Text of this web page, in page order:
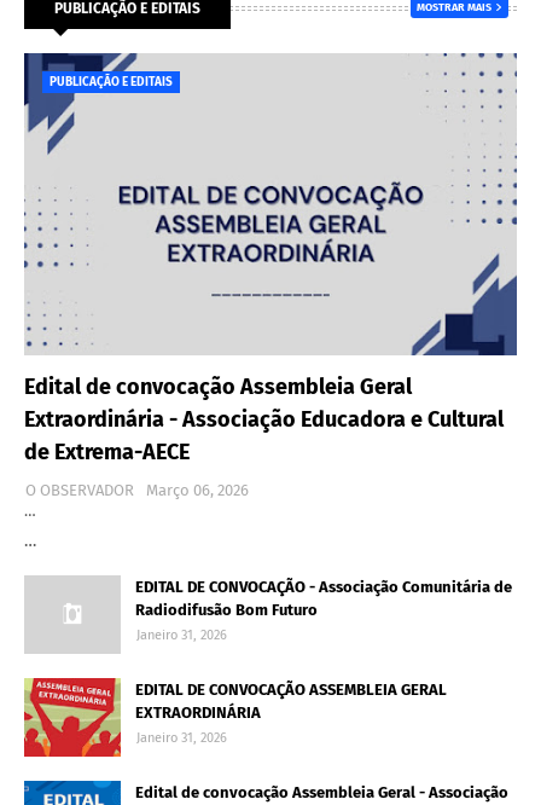
PUBLICAÇÃO E EDITAIS MOSTRAR MAIS
PUBLICAÇÃO E EDITAIS
Edital de convocação Assembleia Geral
Extraordinária - Associação Educadora e Cultural
de Extrema-AECE
O OBSERVADOR
Março 06, 2026
…
…
EDITAL DE CONVOCAÇÃO - Associação Comunitária de
Radiodifusão Bom Futuro
Janeiro 31, 2026
EDITAL DE CONVOCAÇÃO ASSEMBLEIA GERAL
EXTRAORDINÁRIA
Janeiro 31, 2026
Edital de convocação Assembleia Geral - Associação